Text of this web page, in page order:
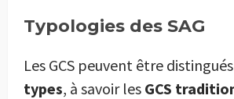
Typologies des SAG
Les GCS peuvent être
types, à savoir les GCS